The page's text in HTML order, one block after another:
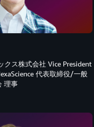
クス株式会社 Vice President
代表取締役/一般
理事